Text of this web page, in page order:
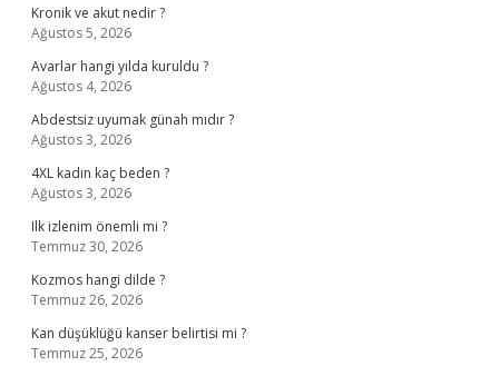
Kronik ve akut nedir ?
Ağustos 5, 2026
Avarlar hangi yılda kuruldu ?
Ağustos 4, 2026
Abdestsiz uyumak günah mıdır ?
Ağustos 3, 2026
4XL kadın kaç beden ?
Ağustos 3, 2026
Ilk izlenim önemli mi ?
Temmuz 30, 2026
Kozmos hangi dilde ?
Temmuz 26, 2026
Kan düşüklüğü kanser belirtisi mi ?
Temmuz 25, 2026